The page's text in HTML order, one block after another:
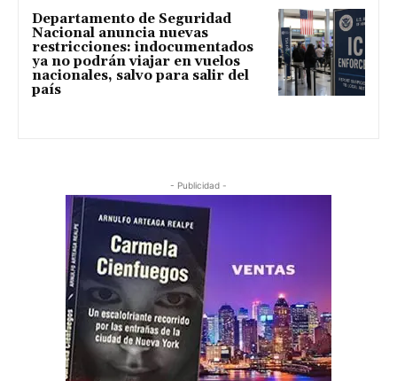
Departamento de Seguridad
Nacional anuncia nuevas
restricciones: indocumentados
ya no podrán viajar en vuelos
nacionales, salvo para salir del
país
- Publicidad -